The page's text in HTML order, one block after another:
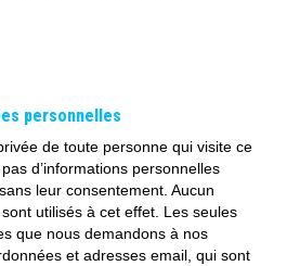
personnelles
de toute personne qui visite ce
d’informations personnelles
leur consentement. Aucun
utilisés à cet effet. Les seules
que nous demandons à nos
et adresses email, qui sont